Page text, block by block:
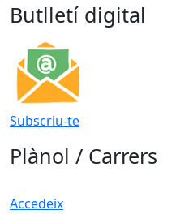
Butlletí digital
Subscriu-te
Plànol / Carrers
Accedeix